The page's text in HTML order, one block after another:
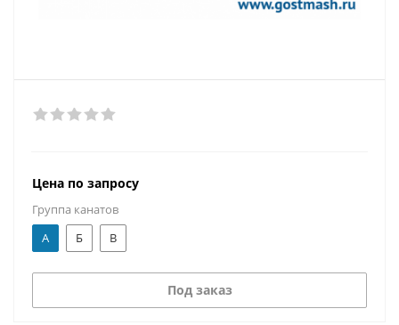
Цена по запросу
Группа канатов
А
Б В
Под заказ